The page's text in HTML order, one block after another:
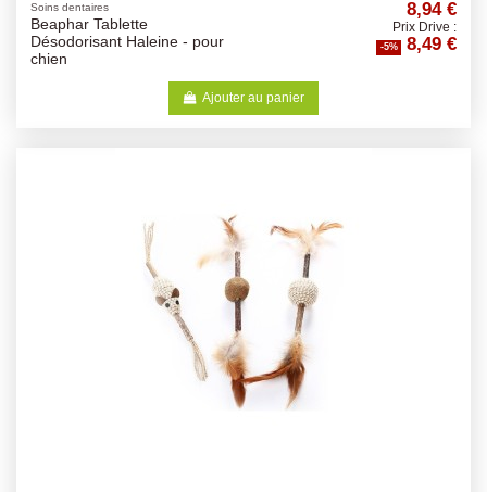
Soins dentaires
Beaphar Tablette
Désodorisant Haleine - pour
chien
8,94 €
Prix Drive :
-5% 8,49 €
Ajouter au panier